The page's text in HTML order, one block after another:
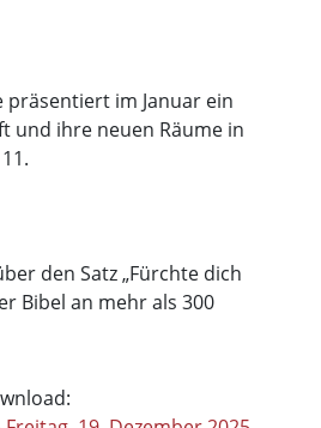
präsentiert im Januar ein
und ihre neuen Räume in
den Satz „Fürchte dich
Bibel an mehr als 300